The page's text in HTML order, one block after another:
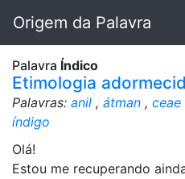
Origem da Palavra
Palavra Índico
Etimologia
Palavras: anil , átman , ceae
índigo
Olá!
Estou me recuperando